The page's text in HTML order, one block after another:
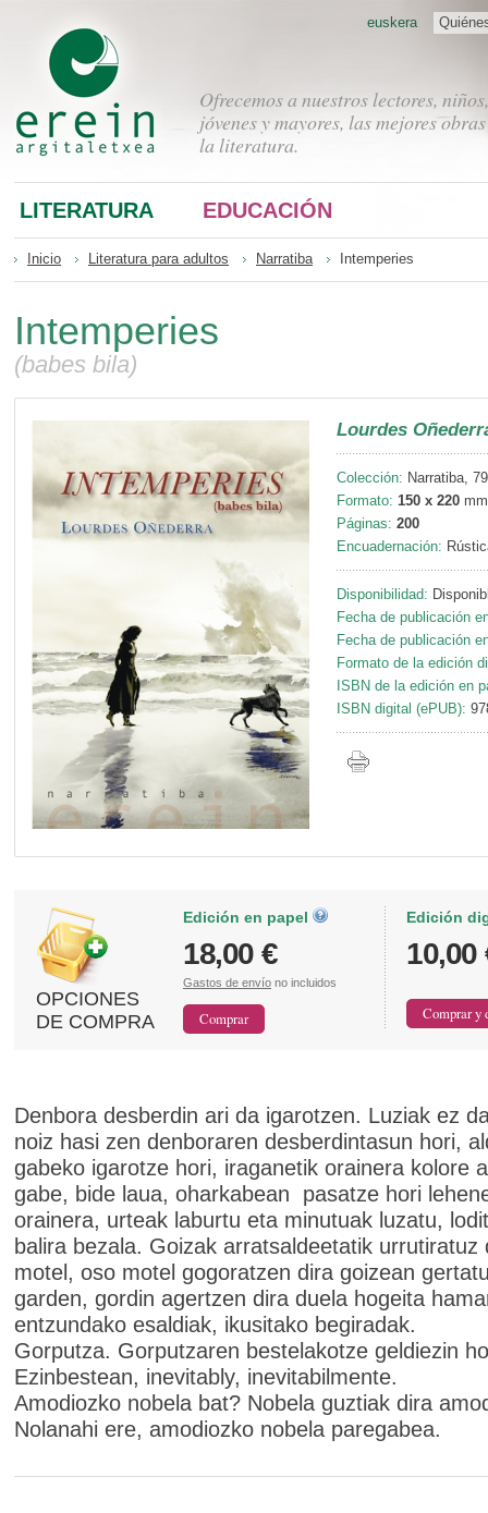
Ofrecemos a nuestros lectores, niños,
jóvenes y mayores, las mejores
la literatura.
euskera
LITERATURA EDUCACIÓN
Inicio Literatura para adultos Narratiba Intemperies
Intemperies
(babes bila)
Lourdes
Colección: Narratiba, 79
Formato: 150 x 220 mm
Páginas: 200
Encuadernación:
Disponibilidad:
Fecha de publicación
Fecha de publicación
Formato de la edición
ISBN de la edición en
ISBN digital (ePUB):
OPCIONES
DE COMPRA
Edición en papel
18,00 €
Gastos de envío no incluidos
Edición
10,00
Denbora desberdin ari da igarotzen. Luziak ez
noiz hasi zen denboraren desberdintasun hori,
gabeko igarotze hori, iraganetik orainera kolore
gabe, bide laua, oharkabean pasatze hori
orainera, urteak laburtu eta minutuak luzatu,
balira bezala. Goizak arratsaldeetatik urrutiratuz
motel, oso motel gogoratzen dira goizean
garden, gordin agertzen dira duela hogeita
entzundako esaldiak, ikusitako begiradak.
Gorputza. Gorputzaren bestelakotze geldiezin
Ezinbestean, inevitably, inevitabilmente.
Amodiozko nobela bat? Nobela guztiak dira
Nolanahi ere, amodiozko nobela paregabea.